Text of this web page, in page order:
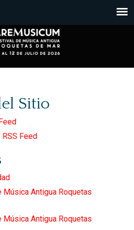
Sitio
Feed
Música Antigua Roquetas
Música Antigua Roquetas